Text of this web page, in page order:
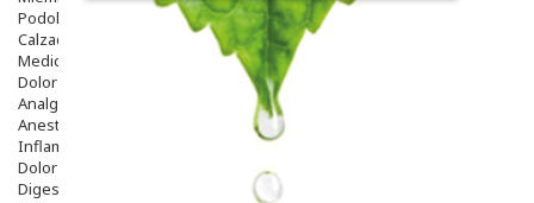
Podología
Calzado
Medicamentos
Dolor E Inflamación
Analgésicos
Anestésicos
Inflamación Articulaciones
Dolor Muscular / Articular
Digestivo